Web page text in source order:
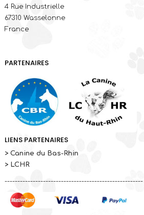
4 Rue Industrielle
67310 Wasselonne
France
PARTENAIRES
LIENS PARTENAIRES
> Canine du Bas-Rhin
> LCHR
------------------------------------------------------